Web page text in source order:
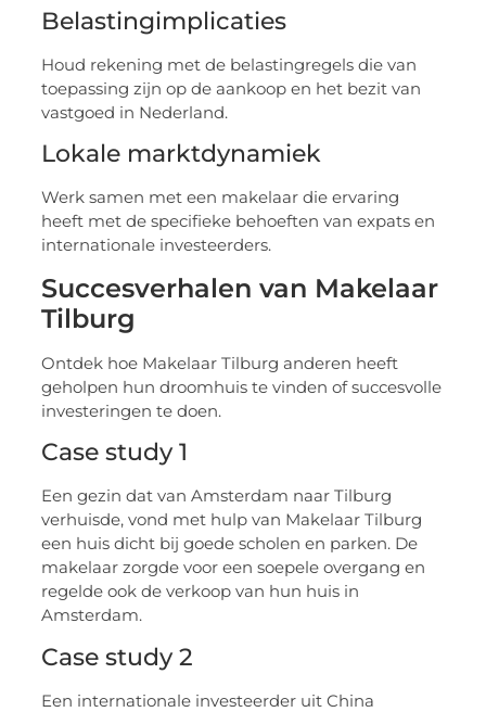
Belastingimplicaties
Houd rekening met de belastingregels die van
toepassing zijn op de aankoop en het bezit van
vastgoed in Nederland.
Lokale marktdynamiek
Werk samen met een makelaar die ervaring
heeft met de specifieke behoeften van expats en
internationale investeerders.
Succesverhalen van Makelaar
Tilburg
Ontdek hoe Makelaar Tilburg anderen heeft
geholpen hun droomhuis te vinden of succesvolle
investeringen te doen.
Case study 1
Een gezin dat van Amsterdam naar Tilburg
verhuisde, vond met hulp van Makelaar Tilburg
een huis dicht bij goede scholen en parken. De
makelaar zorgde voor een soepele overgang en
regelde ook de verkoop van hun huis in
Amsterdam.
Case study 2
Een internationale investeerder uit China